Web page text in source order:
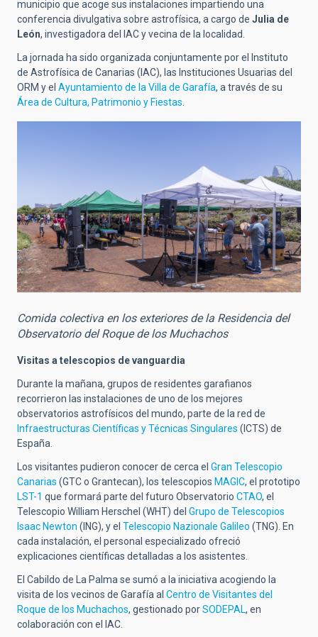
municipio que acoge sus instalaciones impartiendo una
conferencia divulgativa sobre astrofísica, a cargo de Julia de
León, investigadora del IAC y vecina de la localidad.
La jornada ha sido organizada conjuntamente por el Instituto
de Astrofísica de Canarias (IAC), las Instituciones Usuarias del
ORM y el Ayuntamiento de la Villa de Garafía, a través de su
Área de Cultura, Patrimonio y Fiestas
Comida colectiva en los exteriores de la Residencia del
Observatorio del Roque de los Muchachos
Visitas a telescopios de vanguardia
Durante la mañana, grupos de residentes garafianos
recorrieron las instalaciones de uno de los mejores
observatorios astrofísicos del mundo, parte de la red de
Infraestructuras Científicas y Técnicas Singulares (ICTS) de
España.
Los visitantes pudieron conocer de cerca el Gran Telescopio
Canarias (GTC o Grantecan), los telescopios MAGIC, el prototipo
LST-1 que formará parte del futuro Observatorio CTAO, el
Telescopio William Herschel (WHT) del Grupo de Telescopios
Isaac Newton (ING), y el Telescopio Nazionale Galileo (TNG). En
cada instalación, el personal especializado ofreció
explicaciones científicas detalladas a los asistentes.
El Cabildo de La Palma se sumó a la iniciativa acogiendo la
visita de los vecinos de Garafía al Centro de Visitantes del
Roque de los Muchachos, gestionado porSODEPAL, en
colaboración con el IAC.